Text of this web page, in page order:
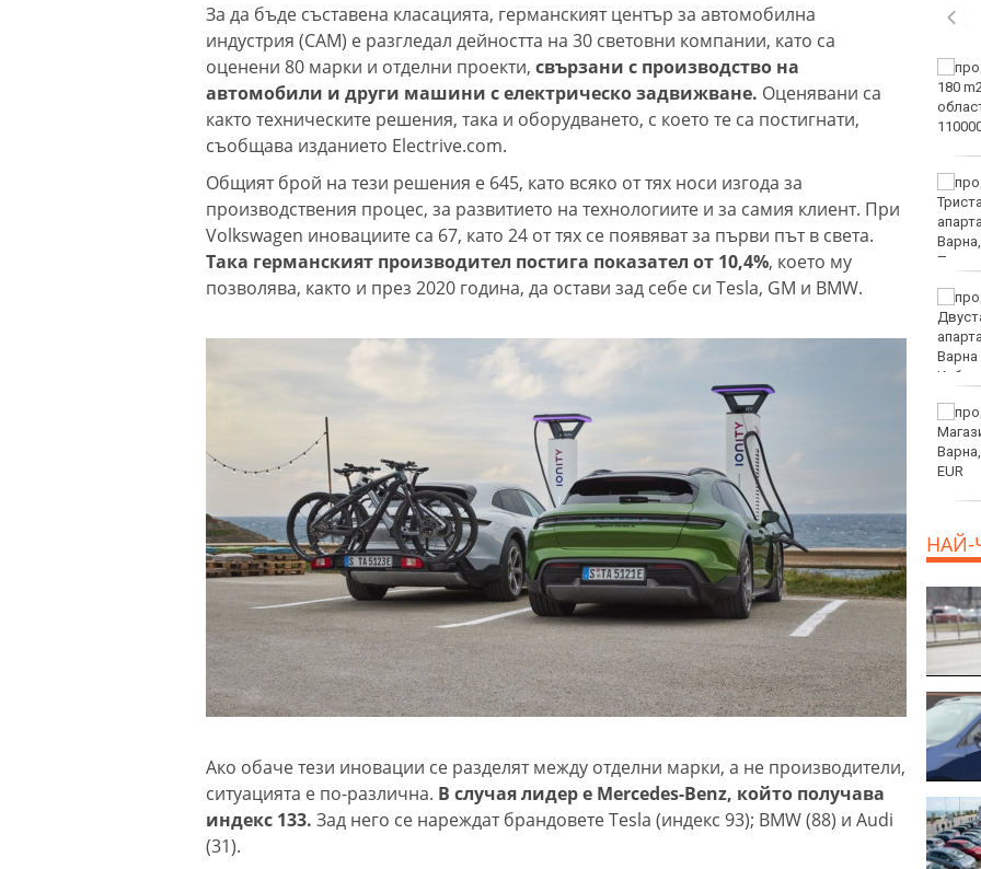
За да бъде съставена класацията, германският център за автомобилна
индустрия (CAM) е разгледал дейността на 30 световни компании, като са
оценени 80 марки и отделни проекти, свързани с производство на
автомобили и други машини с електрическо задвижване. Оценявани са
както техническите решения, така и оборудването, с което те са постигнати,
съобщава изданието Electrive.com.
Общият брой на тези решения е 645, като всяко от тях носи изгода за
производствения процес, за развитието на технологиите и за самия клиент. При
Volkswagen иновациите са 67, като 24 от тях се появяват за първи път в света.
Така германският производител постига показател от 10,4%, което му
позволява, както и през 2020 година, да остави зад себе си Tesla, GM и BMW.
Ако обаче тези иновации се разделят между отделни марки, а не производители,
ситуацията е по-различна. В случая лидер е Mercedes-Benz, който получава
индекс 133. Зад него се нареждат брандовете Tesla (индекс 93); BMW (88) и Audi
(31).
Винисиус Жуниор
преподписа с Реал
(Мадрид)
ЦСКА удари с 3:0 Макаби
като гост
Тъжна вест! Почина
медицината
Златото стигна до 4295
долара за унция
НАЙ-